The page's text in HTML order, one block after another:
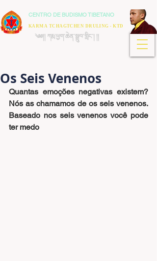
CENTRO DE BUDISMO TIBETANO
༄༅།། ཀརྨ་ཕྱག་ཆེན་སྒྲུབ་གླིང་། །།
KARMA TCHAGTCHEN DRULING - KTD
Os Seis Venenos
Quantas emoções negativas existem?
Nós as chamamos de os seis venenos.
Baseado nos seis venenos você pode
ter medo